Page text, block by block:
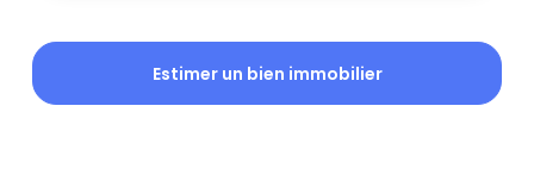
Estimer un bien immobilier